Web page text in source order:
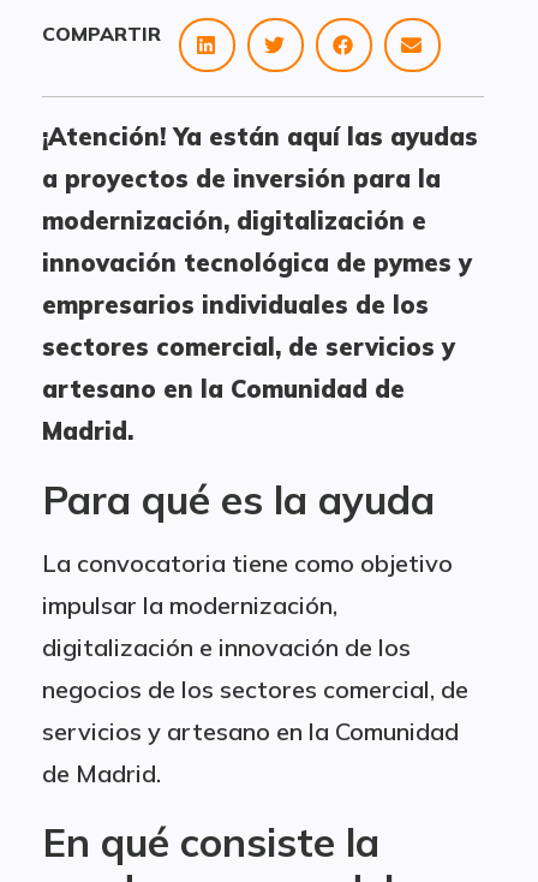
COMPARTIR
¡Atención! Ya están aquí las ayudas
a proyectos de inversión para la
modernización, digitalización e
innovación tecnológica de pymes y
empresarios individuales de los
sectores comercial, de servicios y
artesano en la Comunidad de
Madrid.
Para qué es la ayuda
La convocatoria tiene como objetivo
impulsar la modernización,
digitalización e innovación de los
negocios de los sectores comercial, de
servicios y artesano en la Comunidad
de Madrid.
En qué consiste la